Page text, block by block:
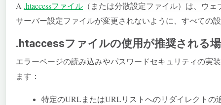
A .htaccessファイル （または分散設定ファイル）は、ウ
サーバー設定ファイルが変更されないように、すべての
.htaccessファイルの使用が推奨される
エラーページの読み込みやパスワードセキュリティの実
ます：
特定のURLまたはURLリストへのリダイレクトの